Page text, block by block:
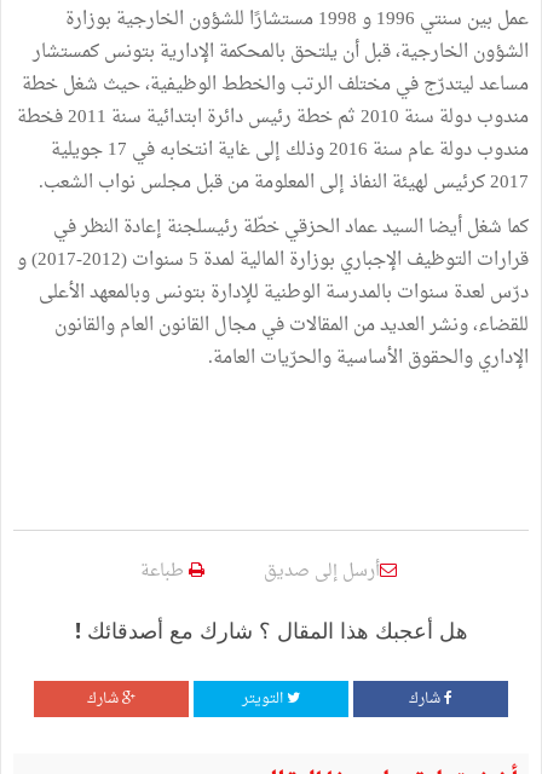
عمل بين سنتي 1996 و 1998 مستشارًا للشؤون الخارجية بوزارة
الشؤون الخارجية، قبل أن يلتحق بالمحكمة الإدارية بتونس كمستشار
مساعد ليتدرّج في مختلف الرتب والخطط الوظيفية، حيث شغل خطة
مندوب دولة سنة 2010 ثم خطة رئيس دائرة ابتدائية سنة 2011 فخطة
مندوب دولة عام سنة 2016 وذلك إلى غاية انتخابه في 17 جويلية
2017 كرئيس لهيئة النفاذ إلى المعلومة من قبل مجلس نواب الشعب.
كما شغل أيضا السيد عماد الحزقي خطّة رئيسلجنة إعادة النظر في
قرارات التوظيف الإجباري بوزارة المالية لمدة 5 سنوات (2012-2017) و
درّس لعدة سنوات بالمدرسة الوطنية للإدارة بتونس وبالمعهد الأعلى
للقضاء، ونشر العديد من المقالات في مجال القانون العام والقانون
الإداري والحقوق الأساسية والحرّيات العامة.
أرسل إلى صديق طباعة
هل أعجبك هذا المقال ؟ شارك مع أصدقائك !
شارك التويتر شارك